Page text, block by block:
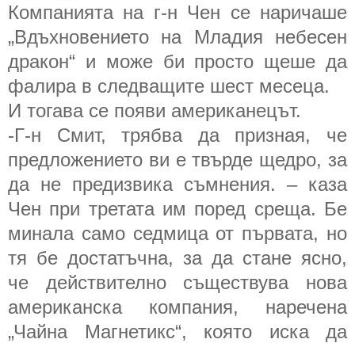
Компанията на г-н Чен се наричаше
„Вдъхновението на Младия небесен
дракон“ и може би просто щеше да
фалира в следващите шест месеца.
И тогава се появи американецът.
-Г-н Смит, трябва да призная, че
предложението ви е твърде щедро, за
да не предизвика съмнения. – каза
Чен при третата им поред среща. Бе
минала само седмица от първата, но
тя бе достатъчна, за да стане ясно,
че действително съществува нова
американска компания, наречена
„Чайна Магнетикс“, която иска да